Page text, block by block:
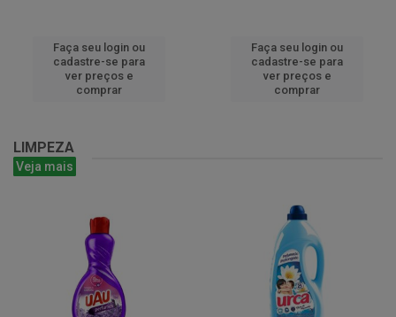
Faça seu login ou
cadastre-se para
ver preços e
comprar
Faça seu login ou
cadastre-se para
ver preços e
comprar
LIMPEZA
Veja mais